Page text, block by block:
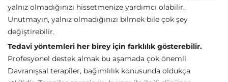
yalnız olmadığınızı hissetmenize yardımcı olabilir.
Unutmayın, yalnız olmadığınızı bilmek bile çok şey
değiştirebilir.
Tedavi yöntemleri her birey için farklılık gösterebilir.
Profesyonel destek almak bu aşamada çok önemli.
Davranışsal terapiler, bağımlılık konusunda oldukça